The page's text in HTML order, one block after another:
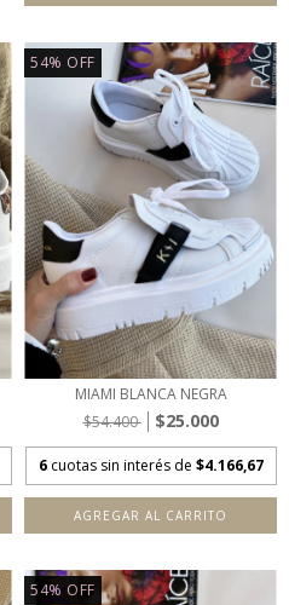
54% OFF
MIAMI BLANCA NEGRA
$54.400
$25.000
6 cuotas sin interés de $4.166,67
AGREGAR AL CARRITO
54% OFF